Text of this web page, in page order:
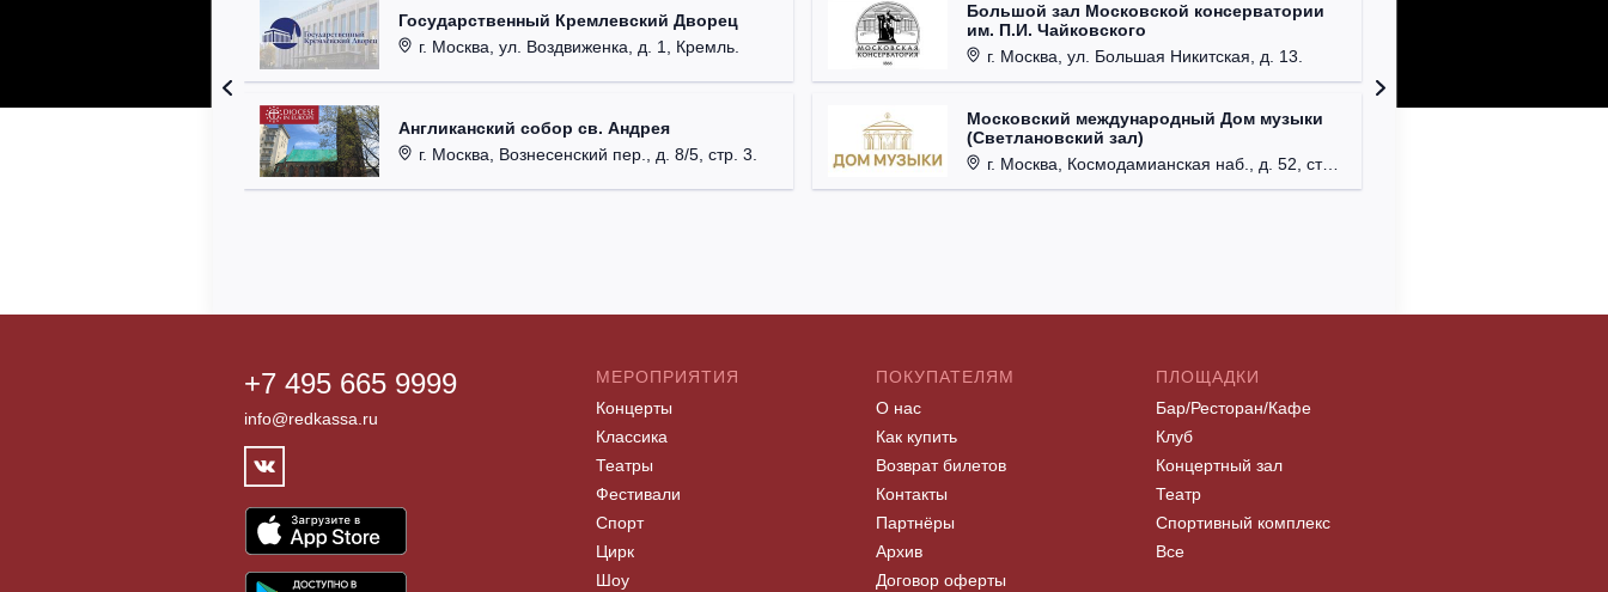
Государственный Кремлевский Дворец
г. Москва, ул. Воздвиженка, д. 1, Кремль.
Англиканский собор св. Андрея
г. Москва, Вознесенский пер., д. 8/5, стр. 3.
Большой зал Московской консерватории
им. П.И. Чайковского
г. Москва, ул. Большая Никитская, д. 13.
Московский международный Дом музыки
(Светлановский зал)
г. Москва, Космодамианская наб., д. 52, стр. 8.
+7 495 665 9999
info@redkassa.ru
МЕРОПРИЯТИЯ
Концерты
Классика
Театры
Фестивали
Спорт
Цирк
Шоу
ПОКУПАТЕЛЯМ
О нас
Как купить
Возврат билетов
Контакты
Партнёры
Архив
Договор оферты
ПЛОЩАДКИ
Бар/Ресторан/Кафе
Клуб
Концертный зал
Театр
Спортивный комплекс
Все